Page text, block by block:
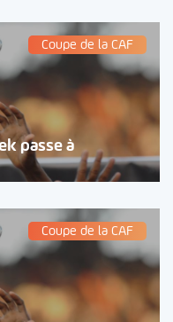
Coupe de la CAF
passe à
Coupe de la CAF